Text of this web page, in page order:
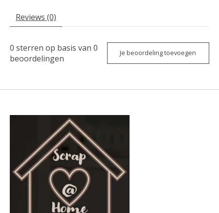
Reviews (0)
0 sterren op basis van 0
beoordelingen
Je beoordeling toevoegen